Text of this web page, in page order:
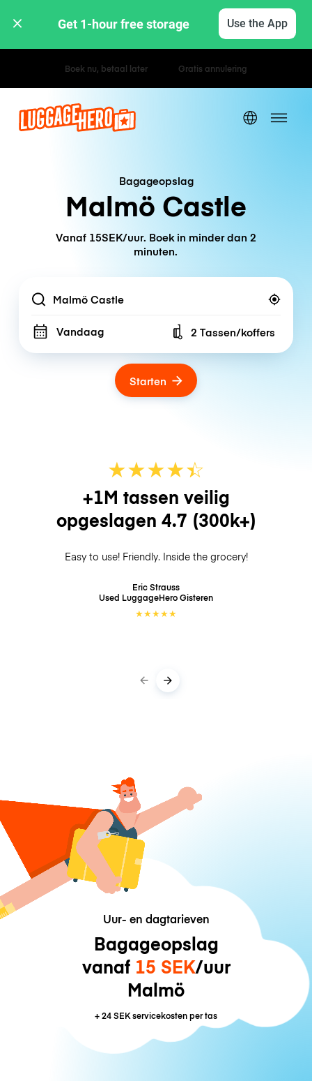
Get 1-hour free storage Use the App
Uur- / dagtarieven
Bagageopslag
Malmö Castle
Vanaf 15SEK/uur. Boek in minder dan 2
minuten.
Location
Vandaag Number of bags
2 Tassen/koffers
Starten
★★★★☆
★
+1M tassen veilig
opgeslagen 4.7 (300k+)
Easy to use! Friendly. Inside the grocery!
Eric Strauss
Used LuggageHeroGisteren
★★★★★
Uur- en dagtarieven
Bagageopslag
vanaf 15 SEK/uur
Malmö
+24 SEKservicekosten per tas